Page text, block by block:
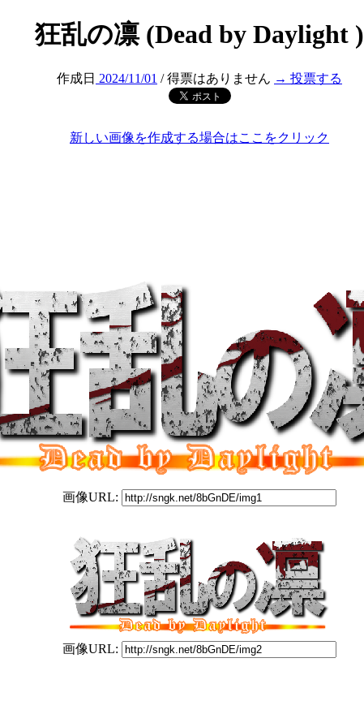
狂乱の凛 (Dead by Daylight )
作成日 2024/11/01 / 得票はありません → 投票する
新しい画像を作成する場合はここをクリック
画像URL:
画像URL: